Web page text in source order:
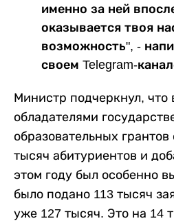
именно за ней
оказывается твоя
возможность", -
своем Telegram-
Министр подчеркнул, что
обладателями
образовательных грантов
тысяч абитуриентов и
этом году был особенно
было подано 113 тысяч
уже 127 тысяч. Это на 14